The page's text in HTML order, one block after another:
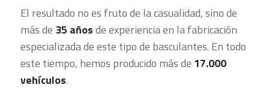
El resultado no es fruto de la casualidad, sino de
más de 35 añosde experiencia en la fabricación
especializada de este tipo de basculantes. En todo
este tiempo, hemos producido más de 17.000
vehículos.